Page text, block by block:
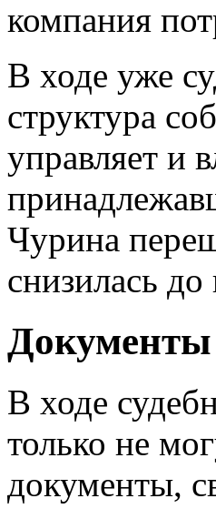
компания
В ходе уже
структура
управляет и
Чурина
снизилась до
Документы
В ходе
только не
документы,